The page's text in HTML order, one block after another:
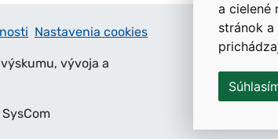
a cielené
stránok
Nastavenia cookies
vývoja a
SysCom